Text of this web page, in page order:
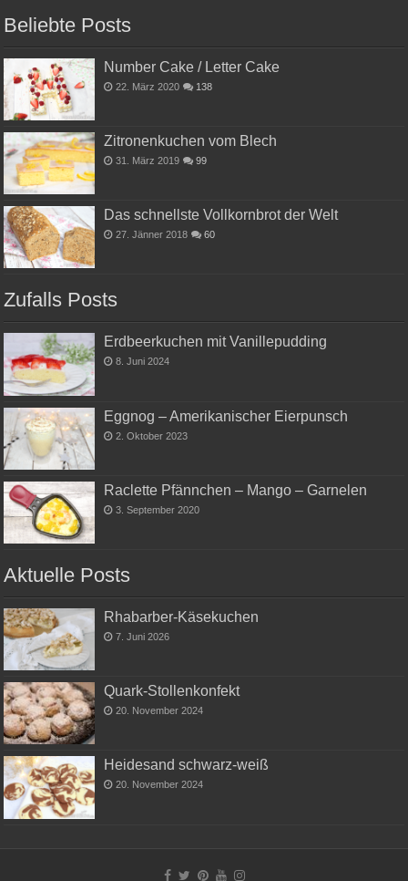
Beliebte Posts
Number Cake / Letter Cake
22. März 2020 138
Zitronenkuchen vom Blech
31. März 2019 99
Das schnellste Vollkornbrot der Welt
27. Jänner 2018 60
Zufalls Posts
Erdbeerkuchen mit Vanillepudding
8. Juni 2024
Eggnog – Amerikanischer Eierpunsch
2. Oktober 2023
Raclette Pfännchen – Mango – Garnelen
3. September 2020
Aktuelle Posts
Rhabarber-Käsekuchen
7. Juni 2026
Quark-Stollenkonfekt
20. November 2024
Heidesand schwarz-weiß
20. November 2024